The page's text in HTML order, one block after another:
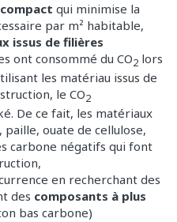
qui minimise la
par m² habitable,
issus de filières
ont consommé du CO2 lors
les matériau issus de
le CO2
De ce fait, les matériaux
ouate de cellulose,
carbone négatifs qui font
en recherchant des
des composants à plus
bas carbone)